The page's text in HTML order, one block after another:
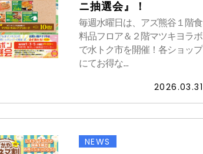
ニ抽選会』！
毎週水曜日は、アズ熊谷１階食
料品フロア＆２階マツキヨラボ
で水トク市を開催！各ショップ
にてお得な...
2026.03.31
NEWS